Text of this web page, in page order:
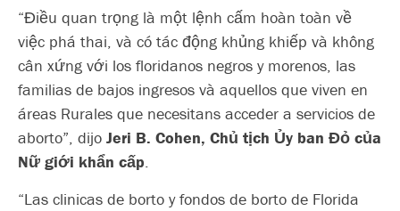
“Điều quan trọng là một lệnh cấm hoàn toàn về
việc phá thai, và có tác động khủng khiếp và không
cân xứng với los floridanos negros y morenos, las
familias de bajos ingresos và aquellos que viven en
áreas Rurales que necesitans acceder a servicios de
aborto”, dijo Jeri B. Cohen, Chủ tịch Ủy ban Đỏ của
Nữ giới khẩn cấp.
“Las clinicas de borto y fondos de borto de Florida